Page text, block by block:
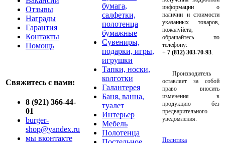
Отзывы
Награды
Гарантия
Контакты
Помощь
Свяжитесь с нами:
8 (921) 366-44-
01
burger-
shop@yandex.ru
мы вконтакте
бумага,
салфетки,
полотенца
бумажные
Сувениры,
подарки, игры,
игрушки
Тапки, носки,
колготки
Галантерея
Баня, ванна,
туалет
Интерьер
Мебель
Полотенца
информации о
наличии и стоимости
указанных товаров,
пожалуйста,
обращайтесь по
телефону:
+ 7 (812) 303-70-93
Производитель
оставляет за собой
право вносить
изменения в
продукцию без
предварительного
уведомления.
Политика